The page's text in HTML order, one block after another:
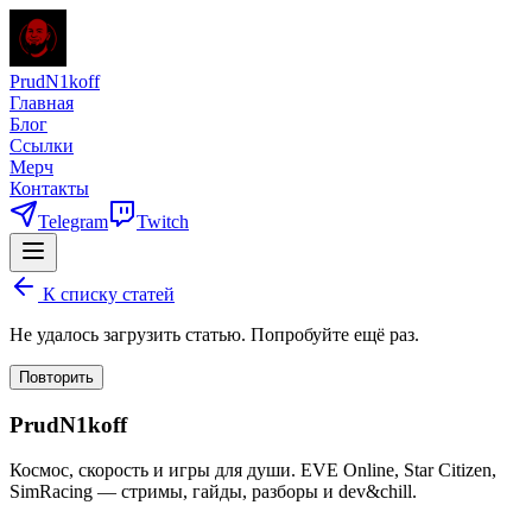
PrudN1koff
Главная
Блог
Ссылки
Мерч
Контакты
Telegram
Twitch
К списку статей
Не удалось загрузить статью. Попробуйте ещё раз.
Повторить
PrudN1koff
Космос, скорость и игры для души. EVE Online, Star Citizen,
SimRacing — стримы, гайды, разборы и dev&chill.